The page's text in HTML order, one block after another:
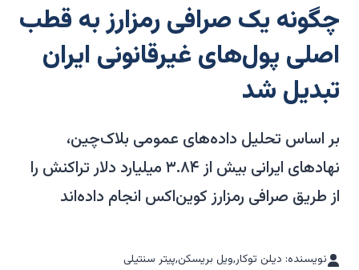
چگونه یک صرافی رمزارز به قطب
اصلی پول‌های غیرقانونی ایران
تبدیل شد
بر اساس تحلیل داده‌های عمومی بلاک‌چین،
نهادهای ایرانی بیش از ۳.۸۴ میلیارد دلار تراکنش را
از طریق صرافی رمزارز کوین‌اکس انجام داده‌اند
نویسنده: دیلن توکار,ویل بریسکن,پیتر سنتیلی